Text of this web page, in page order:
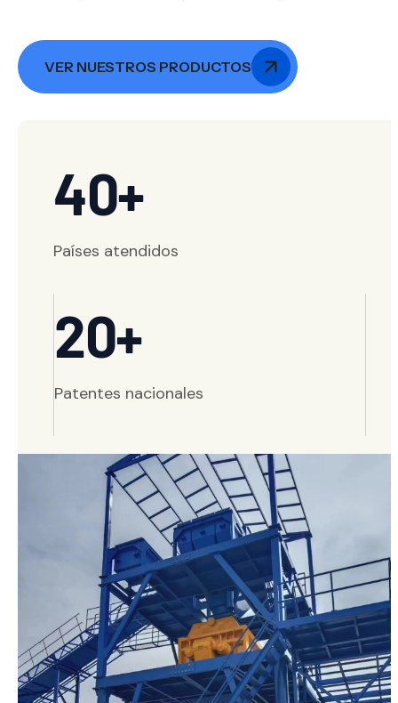
VER NUESTROS PRODUCTOS
40+
Países atendidos
20+
Patentes nacionales
100+
Capacidad de plantas por mes